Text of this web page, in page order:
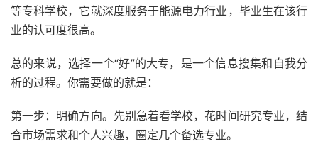
等专科学校，它就深度服务于能源电力行业，毕业生在该行
业的认可度很高。
总的来说，选择一个“好”的大专，是一个信息搜集和自我分
析的过程。你需要做的就是：
第一步：明确方向。先别急着看学校，花时间研究专业，结
合市场需求和个人兴趣，圈定几个备选专业。